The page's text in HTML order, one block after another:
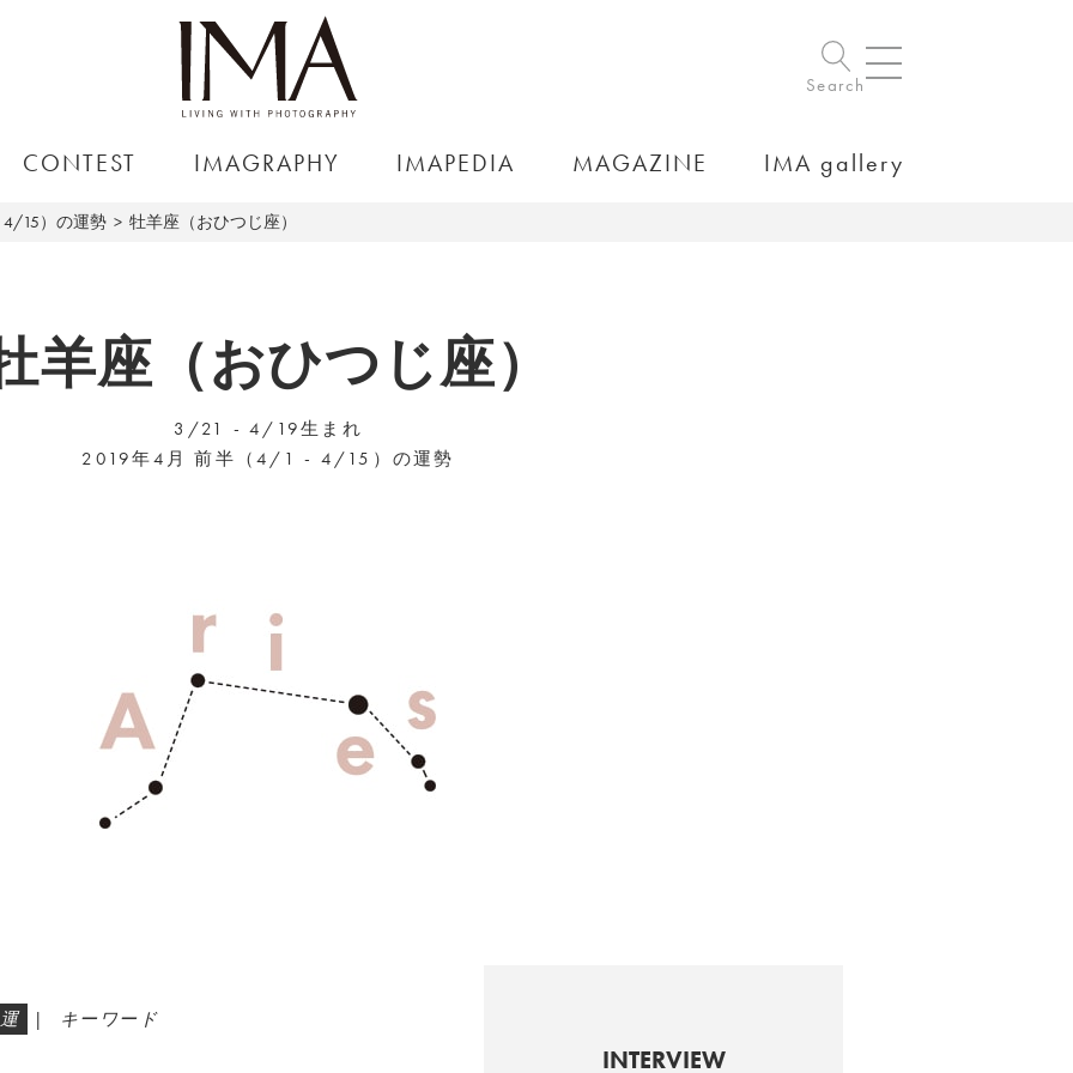
Search
CONTEST IMAGRAPHY IMAPEDIA MAGAZINE IMA gallery
15）の運勢 牡羊座（おひつじ座）
羊座（おひつじ座）
3/21 - 4/19生まれ
2019年4月 前半（4/1 - 4/15）の運勢
| キーワード
INTERVIEW